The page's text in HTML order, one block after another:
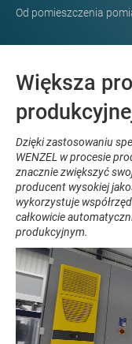
Od pomieszczenia
Większa
Dzięki zastosowaniu
WENZEL w procesie
znacznie zwiększyć
producent wysokiej
wykorzystuje
całkowicie
produkcyjnym.